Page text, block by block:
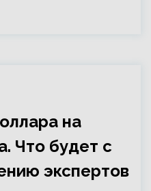
на
Что будет с
экспертов